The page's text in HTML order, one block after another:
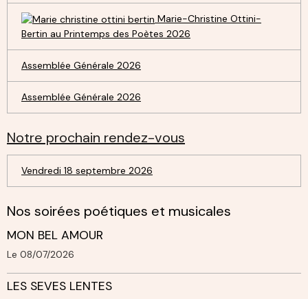
Marie-Christine Ottini-
Bertin au Printemps des Poètes 2026
Assemblée Générale 2026
Assemblée Générale 2026
Notre prochain rendez-vous
Vendredi 18 septembre 2026
Nos soirées poétiques et musicales
MON BEL AMOUR
Le 08/07/2026
LES SEVES LENTES